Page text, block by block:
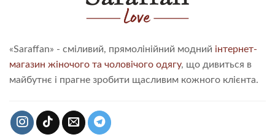
«Saraffan» - сміливий, прямолінійний модний інтернет-
магазин жіночого та чоловічого одягу, що дивиться в
майбутнє і прагне зробити щасливим кожного клієнта.